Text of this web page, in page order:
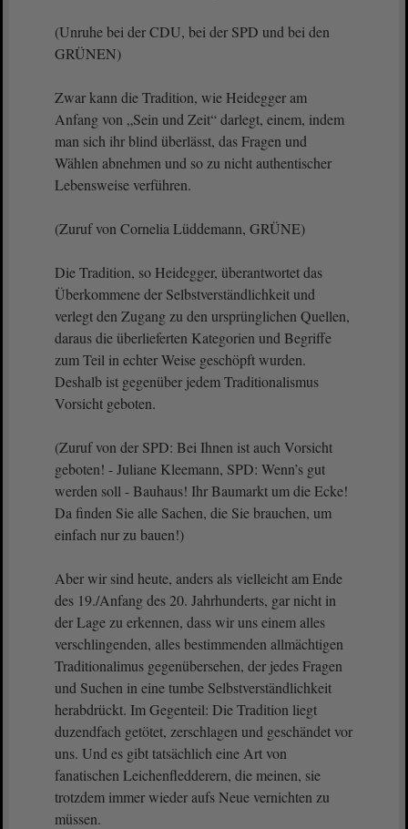
(Unruhe bei der CDU, bei der SPD und bei den
GRÜNEN)
Zwar kann die Tradition, wie Heidegger am
Anfang von „Sein und Zeit“ darlegt, einem, indem
man sich ihr blind überlässt, das Fragen und
Wählen abnehmen und so zu nicht authentischer
Lebensweise verführen.
(Zuruf von Cornelia Lüddemann, GRÜNE)
Die Tradition, so Heidegger, überantwortet das
Überkommene der Selbstverständlichkeit und
verlegt den Zugang zu den ursprünglichen Quellen,
daraus die überlieferten Kategorien und Begriffe
zum Teil in echter Weise geschöpft wurden.
Deshalb ist gegenüber jedem Traditionalismus
Vorsicht geboten.
(Zuruf von der SPD: Bei Ihnen ist auch Vorsicht
geboten! - Juliane Kleemann, SPD: Wenn’s gut
werden soll - Bauhaus! Ihr Baumarkt um die Ecke!
Da finden Sie alle Sachen, die Sie brauchen, um
einfach nur zu bauen!)
Aber wir sind heute, anders als vielleicht am Ende
des 19./Anfang des 20. Jahrhunderts, gar nicht in
der Lage zu erkennen, dass wir uns einem alles
verschlingenden, alles bestimmenden allmächtigen
Traditionalimus gegenübersehen, der jedes Fragen
und Suchen in eine tumbe Selbstverständlichkeit
herabdrückt. Im Gegenteil: Die Tradition liegt
duzendfach getötet, zerschlagen und geschändet vor
uns. Und es gibt tatsächlich eine Art von
fanatischen Leichenfledderern, die meinen, sie
trotzdem immer wieder aufs Neue vernichten zu
müssen.